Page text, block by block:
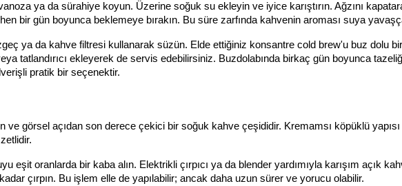
ya da sürahiye koyun. Üzerine soğuk su ekleyin ve iyice karıştırın. Ağzını
bir gün boyunca beklemeye bırakın. Bu süre zarfında kahvenin aroması suya
ya da kahve filtresi kullanarak süzün. Elde ettiğiniz konsantre cold brew'u buz dolu bir
tatlandırıcı ekleyerek de servis edebilirsiniz. Buzdolabında birkaç gün boyunca
pratik bir seçenektir.
görsel açıdan son derece çekici bir soğuk kahve çeşididir. Kremamsı köpüklü
eşit oranlarda bir kaba alın. Elektrikli çırpıcı ya da blender yardımıyla karışım açık
çırpın. Bu işlem elle de yapılabilir; ancak daha uzun sürer ve yorucu olabilir.